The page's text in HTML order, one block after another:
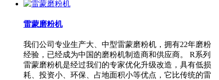
雷蒙磨粉机
我们公司专业生产大、中型雷蒙磨粉机，拥有22年磨粉
经验，已经成为中国的磨粉机制造商和供应商。 R系列
雷蒙磨粉机是经过我们的专家优化升级改造，具有低损
耗、投资小、环保、占地面积小等优点，它比传统的雷